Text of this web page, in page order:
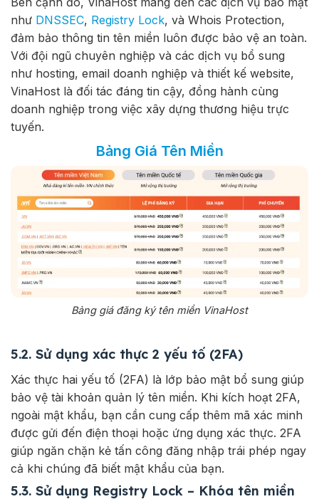
như DNSSEC, Registry Lock, và Whois Protection,
đảm bảo thông tin tên miền luôn được bảo vệ an toàn.
Với đội ngũ chuyên nghiệp và các dịch vụ bổ sung
như hosting, email doanh nghiệp và thiết kế website,
VinaHost là đối tác đáng tin cậy, đồng hành cùng
doanh nghiệp trong việc xây dựng thương hiệu trực
tuyến.
Bảng Giá Tên Miền
Bảng giá đăng ký tên miền VinaHost
5.2. Sử dụng xác thực 2 yếu tố (2FA)
Xác thực hai yếu tố (2FA) là lớp bảo mật bổ sung giúp
bảo vệ tài khoản quản lý tên miền. Khi kích hoạt 2FA,
ngoài mật khẩu, bạn cần cung cấp thêm mã xác minh
được gửi đến điện thoại hoặc ứng dụng xác thực. 2FA
giúp ngăn chặn kẻ tấn công đăng nhập trái phép ngay
cả khi chúng đã biết mật khẩu của bạn.
5.3. Sử dụng Registry Lock – Khóa tên miền